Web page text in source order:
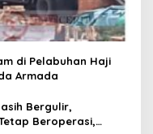
di Pelabuhan Haji
Armada
Bergulir,
Beroperasi,